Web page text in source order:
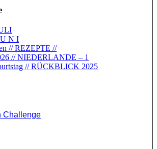
N I
// REZEPTE //
// NIEDERLANDE – 1
// RÜCKBLICK 2025
Challenge